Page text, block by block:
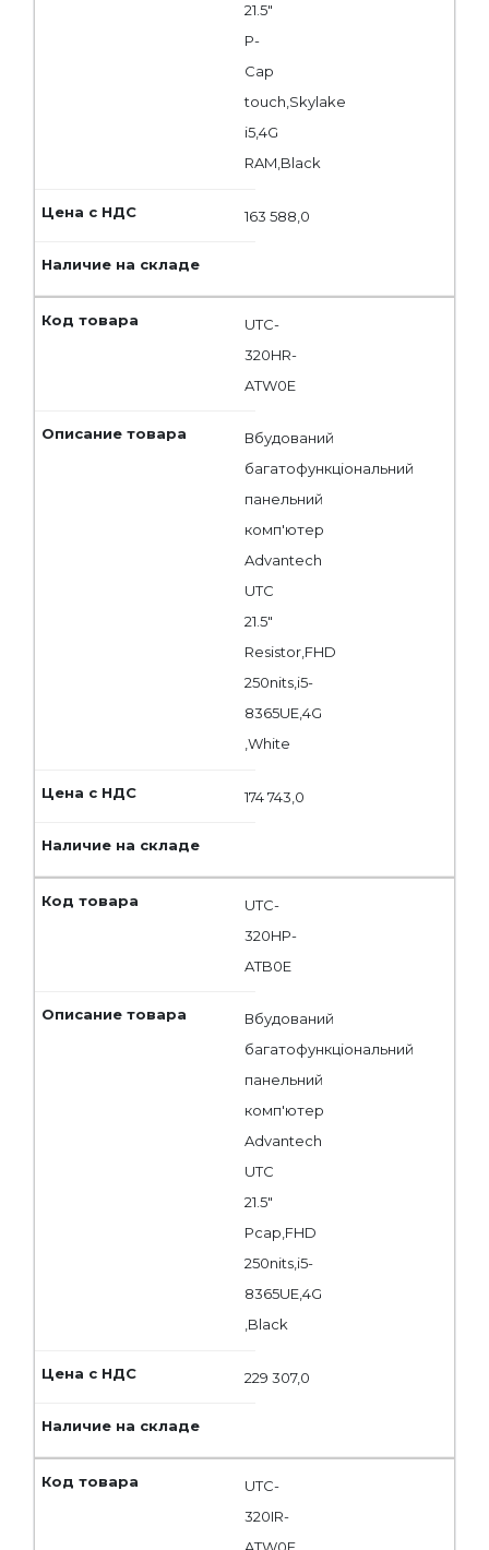
21.5"
P-
Cap
touch,Skylake
i5,4G
RAM,Black
163 588,0
UTC-
320HR-
ATW0E
Вбудований
багатофункціональний
панельний
комп'ютер
Advantech
UTC
21.5"
Resistor,FHD
250nits,i5-
8365UE,4G
,White
174 743,0
UTC-
320HP-
ATB0E
Вбудований
багатофункціональний
панельний
комп'ютер
Advantech
UTC
21.5"
Pcap,FHD
250nits,i5-
8365UE,4G
,Black
229 307,0
UTC-
320IR-
ATW0E